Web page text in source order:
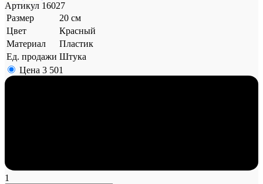
Артикул 16027
Размер
20 см
Цвет
Красный
Материал
Пластик
Ед. продажи Штука
Цена 3 501
1